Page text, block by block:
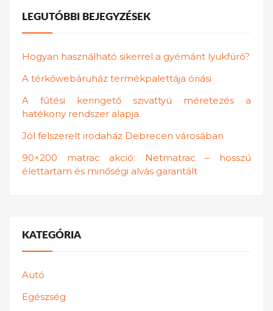
LEGUTÓBBI BEJEGYZÉSEK
Hogyan használható sikerrel a gyémánt lyukfúró?
A térkőwebáruház termékpalettája óriási
A fűtési keringető szivattyú méretezés a
hatékony rendszer alapja
Jól felszerelt irodaház Debrecen városában
90×200 matrac akció: Netmatrac – hosszú
élettartam és minőségi alvás garantált
KATEGÓRIA
Autó
Egészség